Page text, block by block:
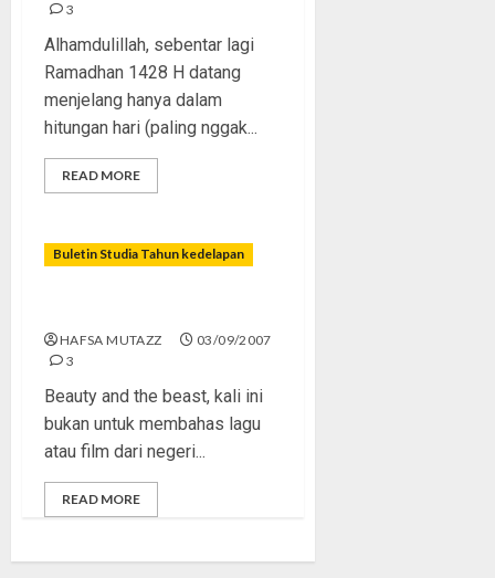
3
Alhamdulillah, sebentar lagi
Ramadhan 1428 H datang
menjelang hanya dalam
hitungan hari (paling nggak...
READ MORE
Buletin Studia Tahun kedelapan
HAFSA MUTAZZ
03/09/2007
3
Beauty and the beast, kali ini
bukan untuk membahas lagu
atau film dari negeri...
READ MORE